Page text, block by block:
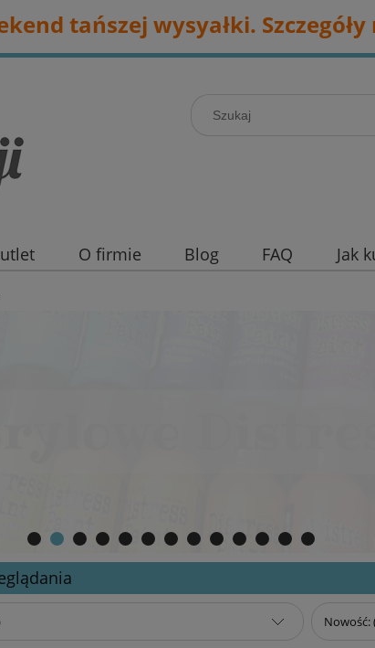
tańszej wysyałki.
O firmie Blog FAQ Jak
Nowość: